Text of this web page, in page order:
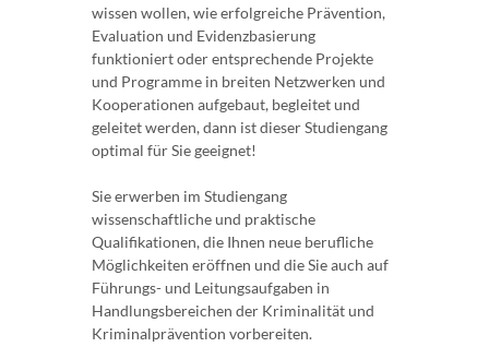
wissen wollen, wie erfolgreiche Prävention,
Evaluation und Evidenzbasierung
funktioniert oder entsprechende Projekte
und Programme in breiten Netzwerken und
Kooperationen aufgebaut, begleitet und
geleitet werden, dann ist dieser Studiengang
optimal für Sie geeignet!
Sie erwerben im Studiengang
wissenschaftliche und praktische
Qualifikationen, die Ihnen neue berufliche
Möglichkeiten eröffnen und die Sie auch auf
Führungs- und Leitungsaufgaben in
Handlungsbereichen der Kriminalität und
Kriminalprävention vorbereiten.